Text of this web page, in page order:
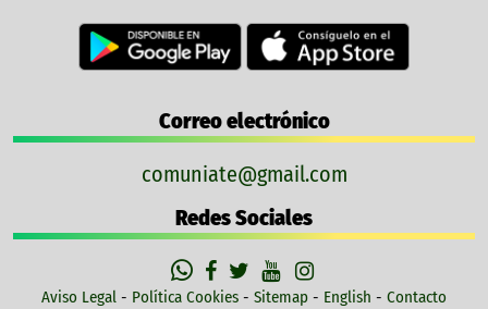
Correo electrónico
comuniate@gmail.com
Redes Sociales
Aviso Legal - Política Cookies - Sitemap - English - Contacto